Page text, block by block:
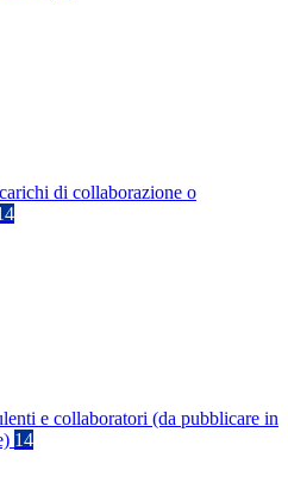
di collaborazione o
e collaboratori (da pubblicare in
14